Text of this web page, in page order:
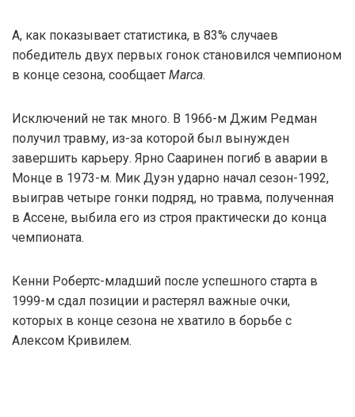
А, как показывает статистика, в 83% случаев
победитель двух первых гонок становился чемпионом
в конце сезона, сообщает Marca.
Исключений не так много. В 1966-м Джим Редман
получил травму, из-за которой был вынужден
завершить карьеру. Ярно Сааринен погиб в аварии в
Монце в 1973-м. Мик Дуэн ударно начал сезон-1992,
выиграв четыре гонки подряд, но травма, полученная
в Ассене, выбила его из строя практически до конца
чемпионата.
Кенни Робертс-младший после успешного старта в
1999-м сдал позиции и растерял важные очки,
которых в конце сезона не хватило в борьбе с
Алексом Кривилем.